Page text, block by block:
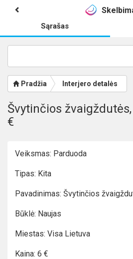
Sąrašas
Pradžia Interjero detalės
Švytinčios
€
Veiksmas: Parduoda
Tipas: Kita
Pavadinimas: Švytinčios
Būklė: Naujas
Miestas: Visa Lietuva
Kaina: 6 €